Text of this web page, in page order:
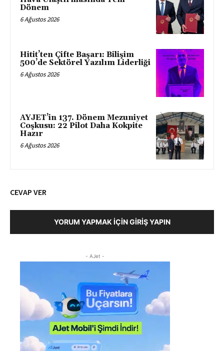
Dönem
6 Ağustos 2026
Hitit’ten Çifte Başarı: Bilişim
500’de Sektörel Yazılım Liderliği
6 Ağustos 2026
AYJET’in 137. Dönem Mezuniyet
Coşkusu: 22 Pilot Daha Kokpite
Hazır
6 Ağustos 2026
CEVAP VER
YORUM YAPMAK İÇIN GIRIŞ YAPIN
- AJet -